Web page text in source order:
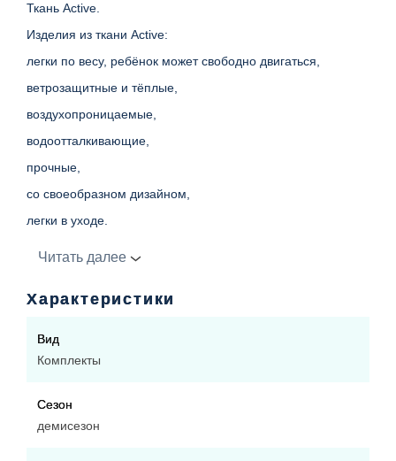
Ткань Active.
Изделия из ткани Active:
легки по весу, ребёнок может свободно двигаться,
ветрозащитные и тёплые,
воздухопроницаемые,
водоотталкивающие,
прочные,
со своеобразном дизайном,
легки в уходе.
Куртка:
подкаладка полиэстер,
Полукомбинезон
Читать далее
Характеристики
Вид
Комплекты
Сезон
демисезон